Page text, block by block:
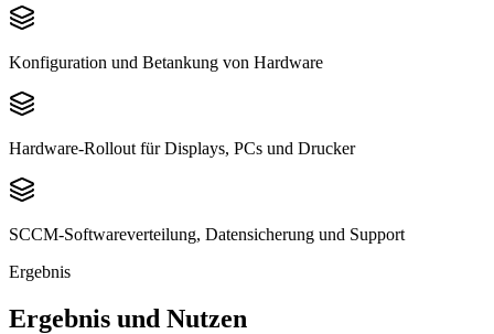
Konfiguration und Betankung von Hardware
Hardware-Rollout für Displays, PCs und Drucker
SCCM-Softwareverteilung, Datensicherung und Support
Ergebnis
Ergebnis und Nutzen